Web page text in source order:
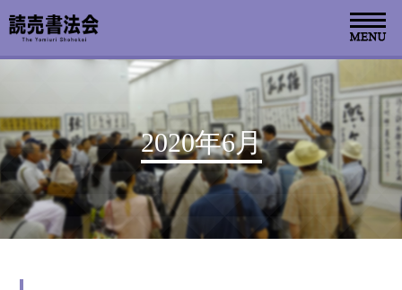
2020年6月
お知らせ
読売書法会について
読売書法展